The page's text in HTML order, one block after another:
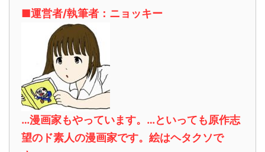
■運営者/執筆者：ニョッキー
…漫画家もやっています。…といっても原作志
望のド素人の漫画家です。絵はヘタクソで